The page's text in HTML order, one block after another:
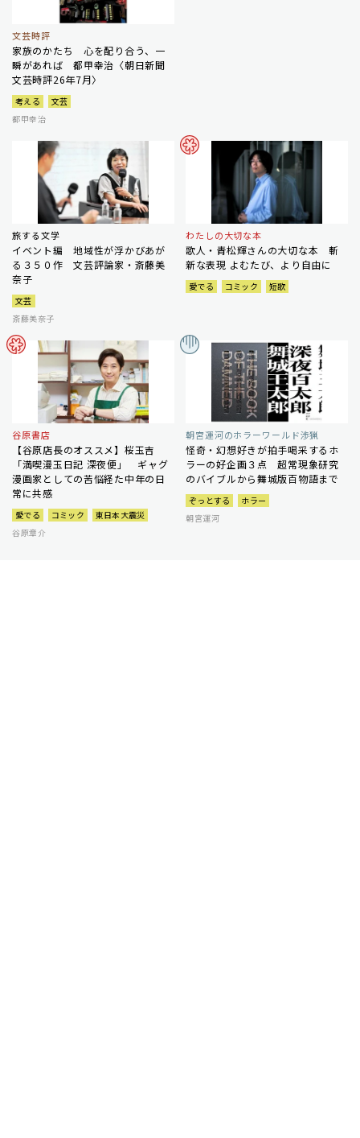
文芸時評
家族のかたち 心を配り合う、一
瞬があれば 都甲幸治〈朝日新聞
文芸時評26年7月〉
考える
文芸
都甲幸治
旅する文学
イベント編 地域性が浮かびあが
る３５０作 文芸評論家・斎藤美
奈子
文芸
斎藤美奈子
わたしの大切な本
歌人・青松輝さんの大切な本 斬
新な表現 よむたび、より自由に
愛でる コミック 短歌
谷原書店
【谷原店長のオススメ】桜玉吉
「満喫漫玉日記 深夜便」 ギャグ
漫画家としての苦悩経た中年の日
常に共感
愛でる コミック
東日本大震災
谷原章介
朝宮運河のホラーワールド渉猟
怪奇・幻想好きが拍手喝采するホ
ラーの好企画３点 超常現象研究
のバイブルから舞城版百物語まで
ぞっとする
ホラー
朝宮運河